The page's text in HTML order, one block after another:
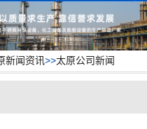
新闻资讯>>太原公司新闻